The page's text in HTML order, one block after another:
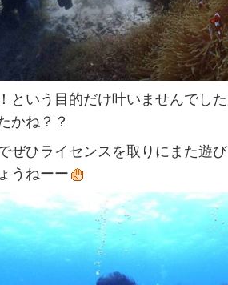
という目的だけ叶いませんでし
かね？？
ぜひライセンスを取りにまた遊
うねーー